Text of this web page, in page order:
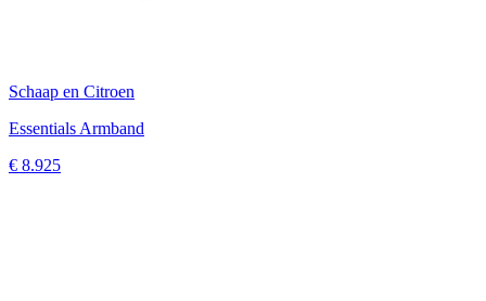
Schaap en Citroen
Essentials Armband
€ 8.925